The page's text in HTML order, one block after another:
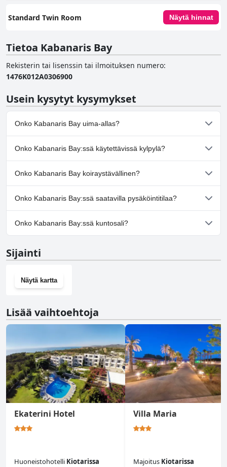
Standard Twin Room Näytä hinnat
Tietoa Kabanaris Bay
Rekisterin tai lisenssin tai ilmoituksen numero:
1476Κ012Α0306900
Usein kysytyt kysymykset
Onko Kabanaris Bay uima-allas?
Kyllä, Kabanaris Bay:ssä on uima-allas/altaita, jotka kuuluvat
yhteen tai useampaan seuraavista luokista: Ulkouima-allas.
Onko Kabanaris Bay:ssä käytettävissä kylpylä?
Kyllä, Kabanaris Bay tarjoaa kylpylän.
Onko Kabanaris Bay koiraystävällinen?
Ei, Kabanaris Bay ei salli koiria.
Onko Kabanaris Bay:ssä saatavilla pysäköintitilaa?
Kyllä, Kabanaris Bay tarjoaa pysäköintimahdollisuuden.
Onko Kabanaris Bay:ssä kuntosali?
Sijainti
Näytä kartta
Lisää vaihtoehtoja
Ekaterini Hotel
Huoneistohotelli Kiotarissa
Villa Maria
Majoitus Kiotarissa